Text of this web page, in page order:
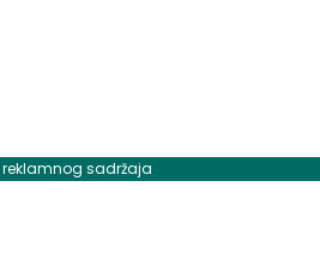
reklamnog sadržaja